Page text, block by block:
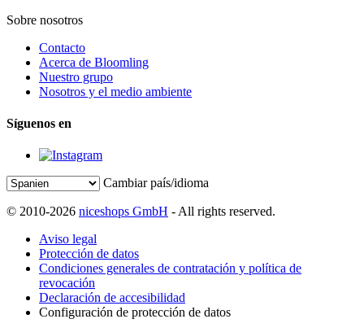
Sobre nosotros
Contacto
Acerca de Bloomling
Nuestro grupo
Nosotros y el medio ambiente
Síguenos en
Cambiar país/idioma
© 2010-2026 niceshops GmbH - All rights reserved.
Aviso legal
Protección de datos
Condiciones generales de contratación y política de
revocación
Declaración de accesibilidad
Configuración de protección de datos